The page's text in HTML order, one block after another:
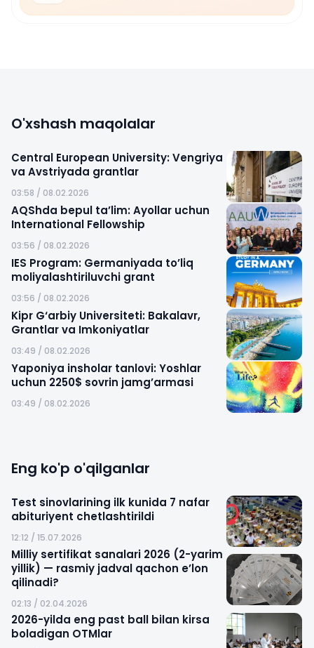
O'xshash maqolalar
Central European University: Vengriya
va Avstriyada grantlar
03:58 / 08.02.2026
AQShda bepul ta’lim: Ayollar uchun
International Fellowship
03:56 / 08.02.2026
IES Program: Germaniyada to’liq
moliyalashtiriluvchi grant
03:56 / 08.02.2026
Kipr G‘arbiy Universiteti: Bakalavr,
Grantlar va Imkoniyatlar
03:49 / 08.02.2026
Yaponiya insholar tanlovi: Yoshlar
uchun 2250$ sovrin jamg’armasi
03:49 / 08.02.2026
Eng ko'p o'qilganlar
Test sinovlarining ilk kunida 7 nafar
abituriyent chetlashtirildi
12:12 / 15.07.2026
Milliy sertifikat sanalari 2026 (2-yarim
yillik) — rasmiy jadval qachon e’lon
qilinadi?
02:13 / 02.04.2026
2026-yilda eng past ball bilan kirsa
boladigan OTMlar